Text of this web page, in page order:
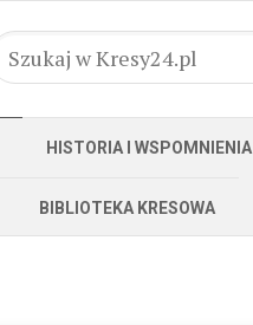
HISTORIA I WSPOMNIENIA
BIBLIOTEKA KRESOWA